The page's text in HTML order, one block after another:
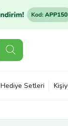
Hediye Setleri